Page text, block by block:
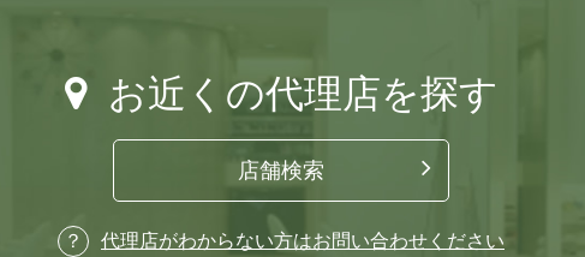
お近くの代理店を探す
店舗検索
代理店がわからない方はお問い合わせください